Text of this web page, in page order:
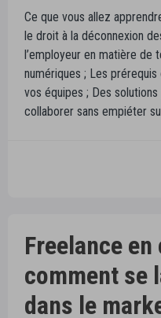
Ce que vous allez
le droit à la déconnexion
l’employeur en matière de
numériques ; Les prérequis
vos équipes ; Des
collaborer sans empiéter
Freelance
comment se
dans le